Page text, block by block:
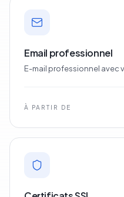
Email professionnel
E-mail professionnel avec
À PARTIR DE